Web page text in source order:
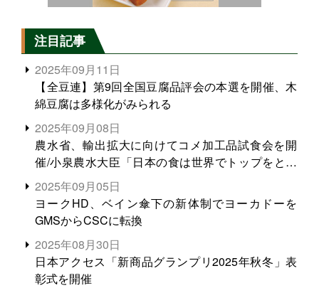
注目記事
2025年09月11日
【全豆連】第9回全国豆腐品評会の本選を開催、木
綿豆腐は多様化がみられる
2025年09月08日
農水省、輸出拡大に向けてコメ加工品試食会を開
催/小泉農水大臣「日本の食は世界でトップをとれ
る。米増産に向けて、米輸出需要の拡大を」
2025年09月05日
ヨークHD、ベイン傘下の新体制でヨーカドーを
GMSからCSCに転換
2025年08月30日
日本アクセス「新商品グランプリ2025年秋冬」表
彰式を開催